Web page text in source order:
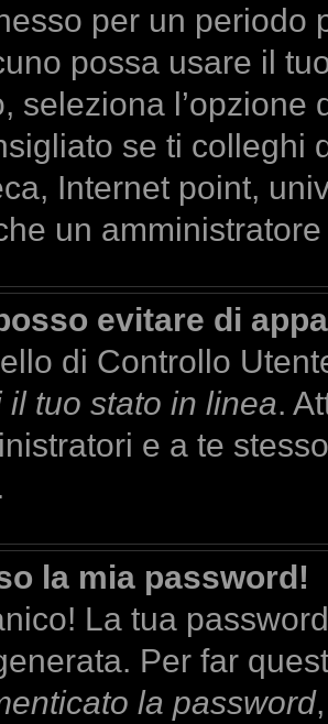
per un periodo
possa usare il
seleziona
se ti colleghi
Internet point,
un
evitare di
di Controllo
il tuo stato in linea.
e a te
la mia password!
La tua
Per far
la password